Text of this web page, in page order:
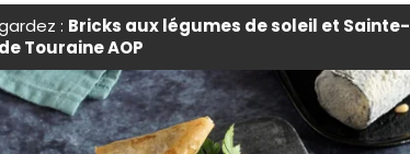
: Bricks aux légumes de soleil et Sainte-
Touraine AOP